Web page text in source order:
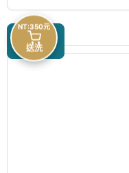
商品描述
NT:350元
送洗